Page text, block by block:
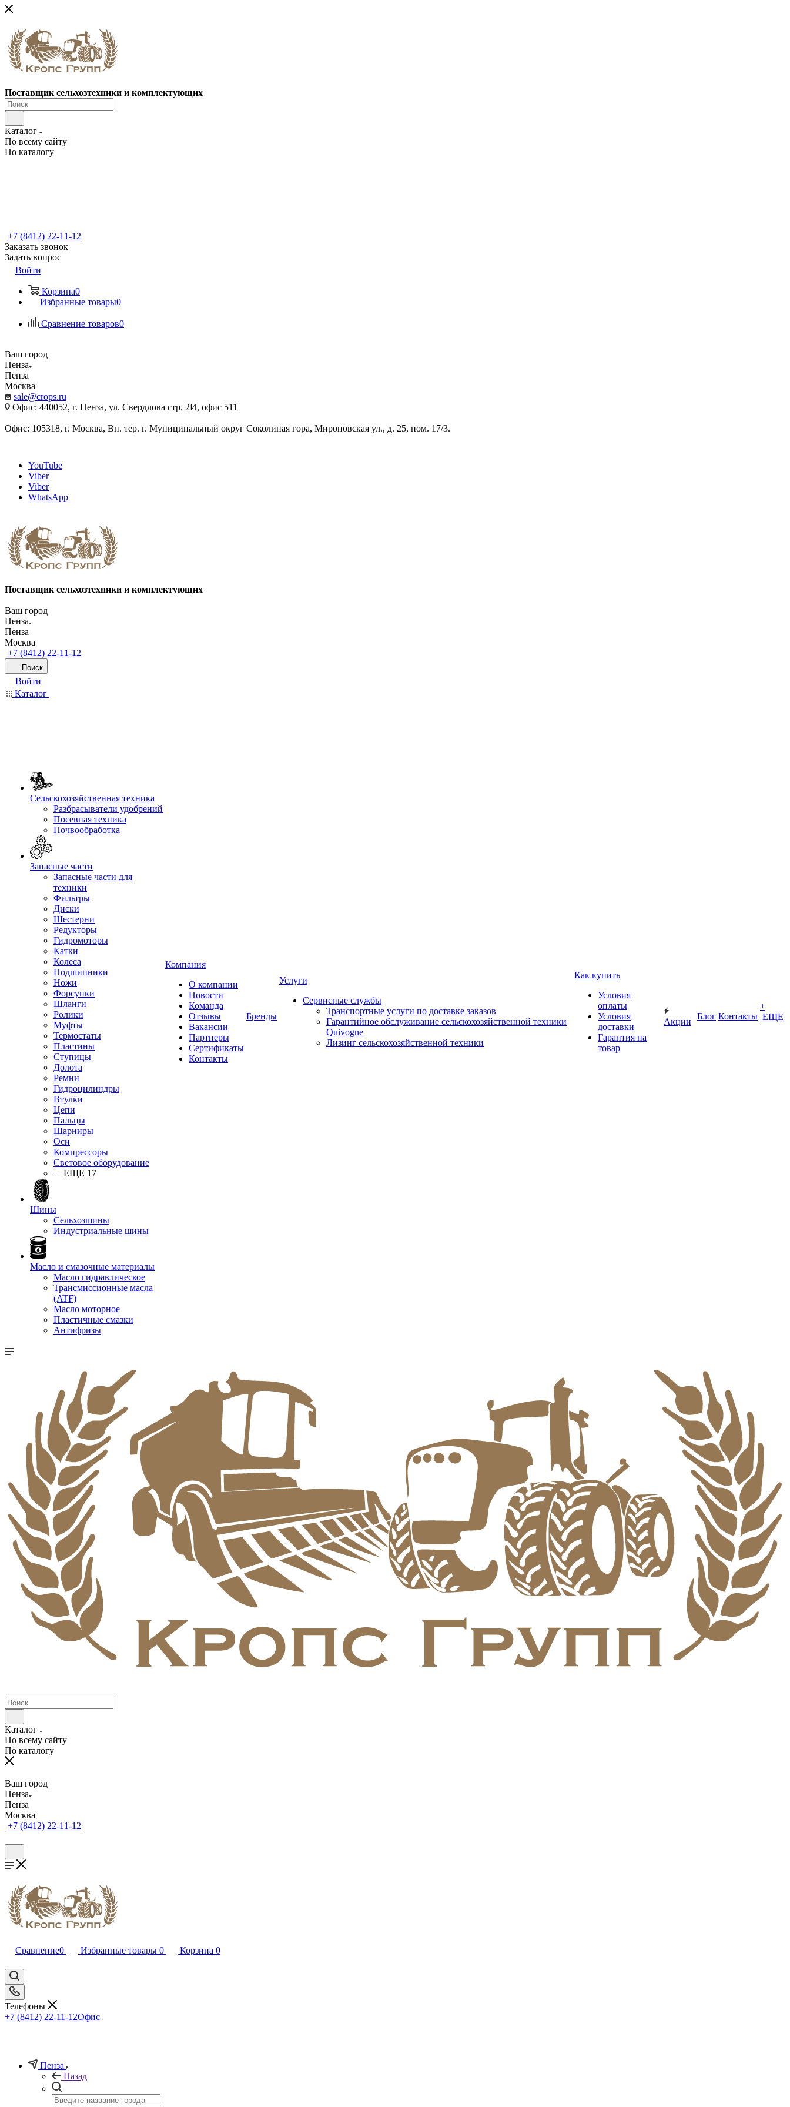
Поставщик сельхозтехники и комплектующих
Каталог
По всему сайту
По каталогу
+7 (8412) 22-11-12
Заказать звонок
Задать вопрос
Войти
Корзина0
Избранные товары0
Сравнение товаров0
Ваш город
Пенза
Пенза
Москва
sale@crops.ru
Офис: 440052, г. Пенза, ул. Свердлова стр. 2И, офис 511
Офис: 105318, г. Москва, Вн. тер. г. Муниципальный округ Соколиная гора, Мироновская ул., д. 25, пом. 17/3.
YouTube
Viber
Viber
WhatsApp
Поставщик сельхозтехники и комплектующих
Ваш город
Пенза
Пенза
Москва
+7 (8412) 22-11-12
Поиск
Войти
Каталог
Сельскохозяйственная техника
Разбрасыватели удобрений
Посевная техника
Почвообработка
Запасные части
Запасные части для
техники
Фильтры
Диски
Шестерни
Редукторы
Гидромоторы
Катки
Колеса
Подшипники
Ножи
Форсунки
Шланги
Ролики
Муфты
Термостаты
Пластины
Ступицы
Долота
Ремни
Гидроцилиндры
Втулки
Цепи
Пальцы
Шарниры
Оси
Компрессоры
Световое оборудование
+ ЕЩЕ 17
Шины
Сельхозшины
Индустриальные шины
Масло и смазочные материалы
Масло гидравлическое
Трансмиссионные масла
(ATF)
Масло моторное
Пластичные смазки
Антифризы
Компания
О компании
Новости
Команда
Отзывы
Вакансии
Партнеры
Сертификаты
Контакты
Бренды
Услуги
Сервисные службы
Транспортные услуги по доставке заказов
Гарантийное обслуживание сельскохозяйственной техники
Quivogne
Лизинг сельскохозяйственной техники
Как купить
Условия
оплаты
Условия
доставки
Гарантия на
товар
Акции
Блог Контакты
+
ЕЩЕ
Каталог
По всему сайту
По каталогу
Ваш город
Пенза
Пенза
Москва
+7 (8412) 22-11-12
Сравнение0 Избранные товары 0 Корзина 0
Телефоны
+7 (8412) 22-11-12Офис
Пенза
Назад